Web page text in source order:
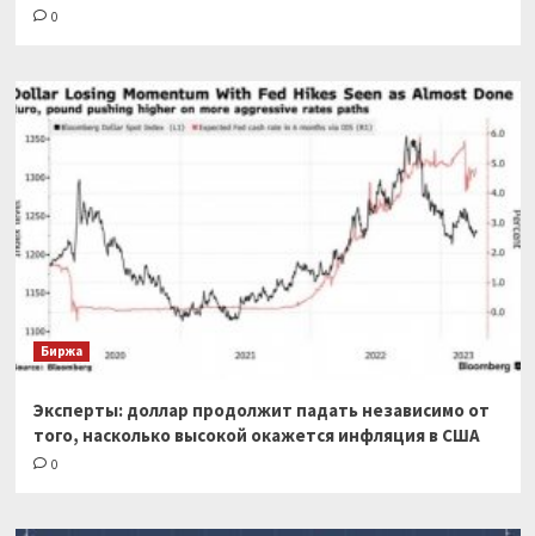
0
Биржа
Эксперты: доллар продолжит падать независимо от
того, насколько высокой окажется инфляция в США
0